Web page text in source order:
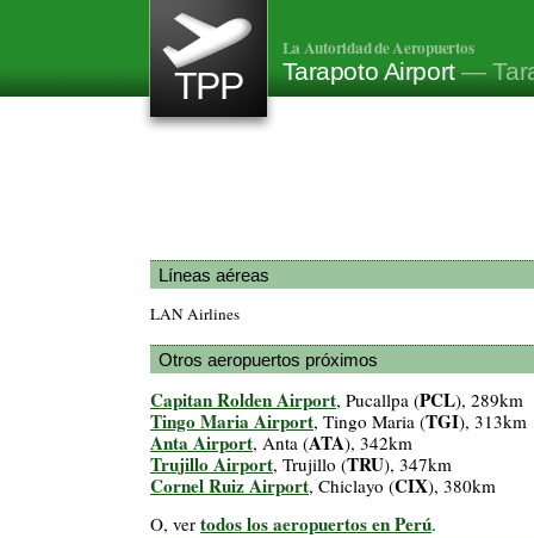
TPP
La Autoridad de Aeropuertos
Tarapoto Airport—
Líneas aéreas
LAN Airlines
Otros aeropuertos próximos
Capitan Rolden Airport, Pucallpa (PCL), 289km
Tingo Maria Airport, Tingo Maria (TGI), 313km
Anta Airport, Anta (ATA), 342km
Trujillo Airport, Trujillo (TRU), 347km
Cornel Ruiz Airport, Chiclayo (CIX), 380km
O, ver todos los aeropuertos en Perú.